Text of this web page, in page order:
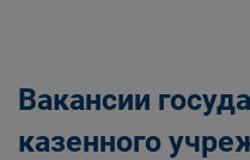
Вакансии
казенного